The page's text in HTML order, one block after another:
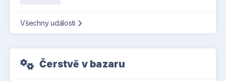
Všechny události
Čerstvě v bazaru